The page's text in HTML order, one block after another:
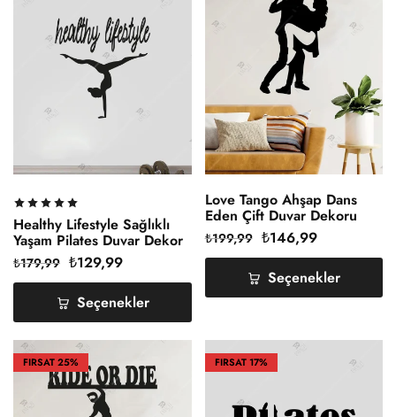
Healthy Lifestyle Sağlıklı
Yaşam Pilates Duvar Dekor
₺179,99 ₺129,99
Seçenekler
Love Tango Ahşap Dans
Eden Çift Duvar Dekoru
₺199,99 ₺146,99
Seçenekler
FIRSAT25% FIRSAT17%